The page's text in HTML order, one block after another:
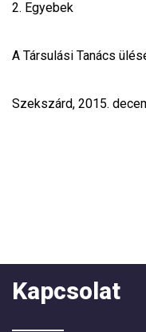
2. Egyebek
A Társulási Tanács
Szekszárd, 2015.
Kapcsolat